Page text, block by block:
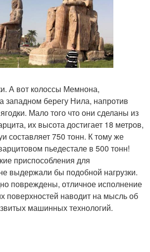
А вот колоссы Мемнона,
западном берегу Нила, напротив
Мало того что они сделаны из
их высота достигает 18 метров,
составляет 750 тонн. К тому же
пьедестале в 500 тонн!
приспособления для
выдержали бы подобной нагрузки.
повреждены, отличное исполнение
поверхностей наводит на мысль об
машинных технологий.